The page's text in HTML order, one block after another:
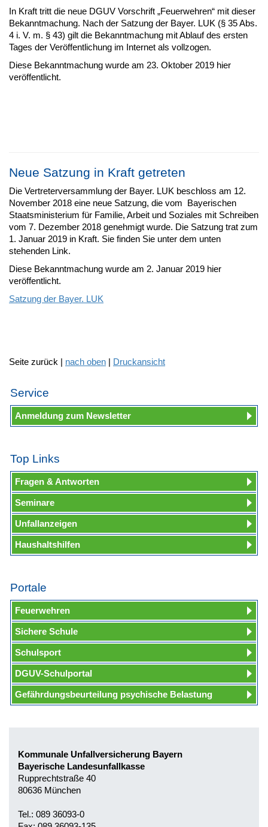
In Kraft tritt die neue DGUV Vorschrift „Feuerwehren“ mit dieser
Bekanntmachung. Nach der Satzung der Bayer. LUK (§ 35 Abs.
4 i. V. m. § 43) gilt die Bekanntmachung mit Ablauf des ersten
Tages der Veröffentlichung im Internet als vollzogen.
Diese Bekanntmachung wurde am 23. Oktober 2019 hier
veröffentlicht.
Neue Satzung in Kraft getreten
Die Vertreterversammlung der Bayer. LUK beschloss am 12.
November 2018 eine neue Satzung, die vom Bayerischen
Staatsministerium für Familie, Arbeit und Soziales mit Schreiben
vom 7. Dezember 2018 genehmigt wurde. Die Satzung trat zum
1. Januar 2019 in Kraft. Sie finden Sie unter dem unten
stehenden Link.
Diese Bekanntmachung wurde am 2. Januar 2019 hier
veröffentlicht.
Satzung der Bayer. LUK
Seite zurück | nach oben | Druckansicht
Service
Anmeldung zum Newsletter
Top Links
Fragen & Antworten
Seminare
Unfallanzeigen
Haushaltshilfen
Portale
Feuerwehren
Sichere Schule
Schulsport
DGUV-Schulportal
Gefährdungsbeurteilung psychische Belastung
Kommunale Unfallversicherung Bayern
Bayerische Landesunfallkasse
Rupprechtstraße 40
80636 München
Tel.: 089 36093-0